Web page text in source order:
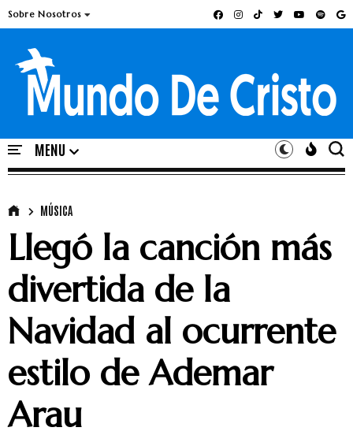
Sobre Nosotros
MÚSICA
Llegó la canción más
divertida de la
Navidad al ocurrente
estilo de Ademar
Arau